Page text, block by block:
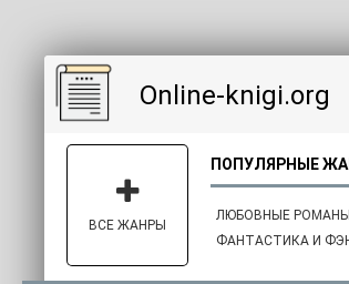
Online-knigi.org
ЛЮБОВНЫЕ РОМАНЫ
ФАНТАСТИКА И
ВСЕ ЖАНРЫ